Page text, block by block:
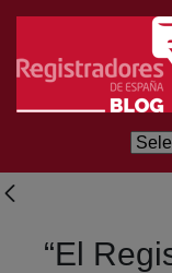
Salta al contingut
“El